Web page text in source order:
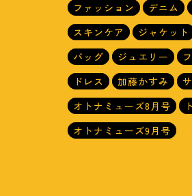
ファッション デニム
スキンケア
ジャケット
バッグ
ジュエリー
ドレス
加藤かすみ
オトナミューズ8月号
オトナミューズ9月号